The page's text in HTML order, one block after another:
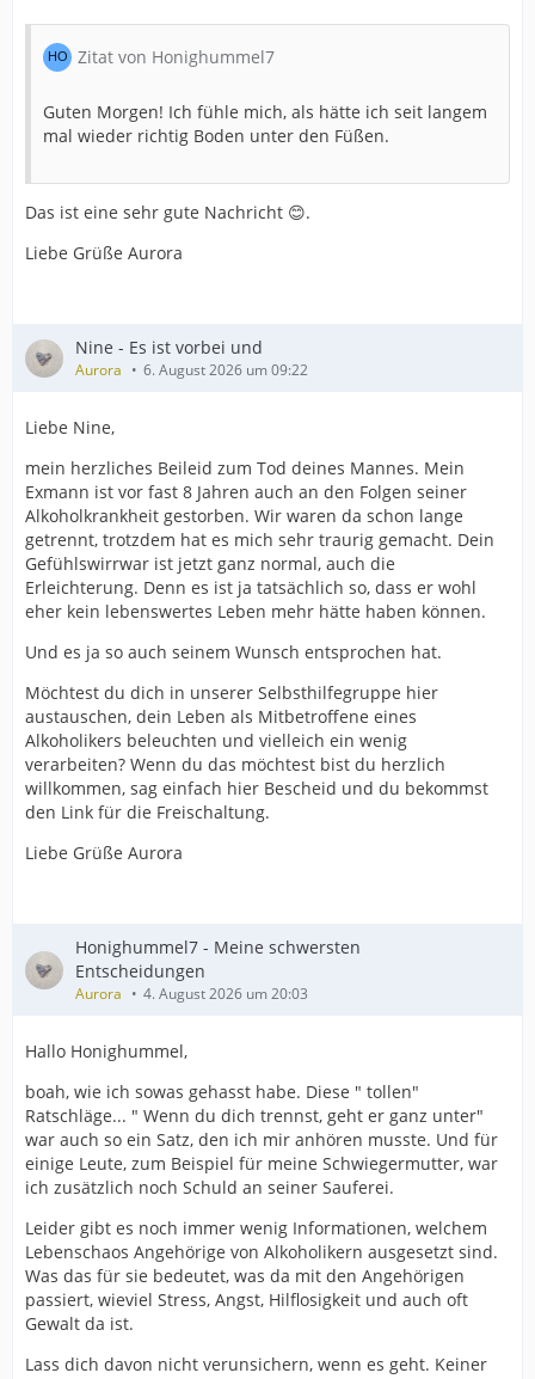
Zitat von Honighummel7
Guten Morgen! Ich fühle mich, als hätte ich seit langem
mal wieder richtig Boden unter den Füßen.
Das ist eine sehr gute Nachricht 😊.
Liebe Grüße Aurora
Nine - Es ist vorbei und
Aurora 6. August 2026 um 09:22
Liebe Nine,
mein herzliches Beileid zum Tod deines Mannes. Mein
Exmann ist vor fast 8 Jahren auch an den Folgen seiner
Alkoholkrankheit gestorben. Wir waren da schon lange
getrennt, trotzdem hat es mich sehr traurig gemacht. Dein
Gefühlswirrwar ist jetzt ganz normal, auch die
Erleichterung. Denn es ist ja tatsächlich so, dass er wohl
eher kein lebenswertes Leben mehr hätte haben können.
Und es ja so auch seinem Wunsch entsprochen hat.
Möchtest du dich in unserer Selbsthilfegruppe hier
austauschen, dein Leben als Mitbetroffene eines
Alkoholikers beleuchten und vielleich ein wenig
verarbeiten? Wenn du das möchtest bist du herzlich
willkommen, sag einfach hier Bescheid und du bekommst
den Link für die Freischaltung.
Liebe Grüße Aurora
Honighummel7 - Meine schwersten
Entscheidungen
Aurora 4. August 2026 um 20:03
Hallo Honighummel,
boah, wie ich sowas gehasst habe. Diese " tollen"
Ratschläge... " Wenn du dich trennst, geht er ganz unter"
war auch so ein Satz, den ich mir anhören musste. Und für
einige Leute, zum Beispiel für meine Schwiegermutter, war
ich zusätzlich noch Schuld an seiner Sauferei.
Leider gibt es noch immer wenig Informationen, welchem
Lebenschaos Angehörige von Alkoholikern ausgesetzt sind.
Was das für sie bedeutet, was da mit den Angehörigen
passiert, wieviel Stress, Angst, Hilflosigkeit und auch oft
Gewalt da ist.
Lass dich davon nicht verunsichern, wenn es geht. Keiner